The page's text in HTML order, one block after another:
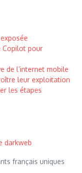
Copilot pour
de l’internet mobile
leur exploitation
les étapes
darkweb
français uniques